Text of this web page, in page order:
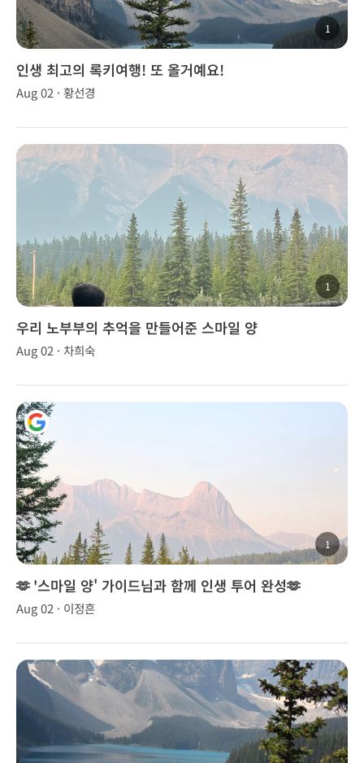
1
인생 최고의 록키여행! 또 올거예요!
Aug 02 · 황선경
1
우리 노부부의 추억을 만들어준 스마일 양
Aug 02 · 차희숙
1
🫶 '스마일 양' 가이드님과 함께 인생 투어 완성🫶
Aug 02 · 이정흔